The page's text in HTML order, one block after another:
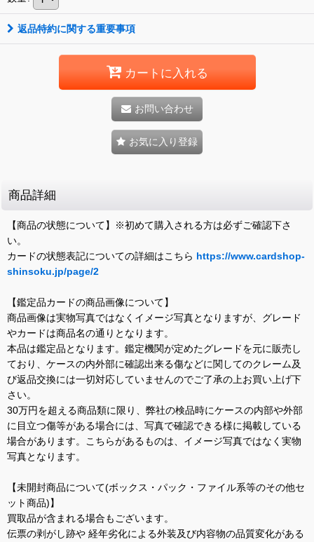
返品特約に関する重要事項
カートに入れる
お問い合わせ
お気に入り登録
商品詳細
【商品の状態について】※初めて購入される方は必ずご確認下さ
い。
カードの状態表記についての詳細はこちら https://www.cardshop-
shinsoku.jp/page/2
【鑑定品カードの商品画像について】
商品画像は実物写真ではなくイメージ写真となりますが、グレード
やカードは商品名の通りとなります。
本品は鑑定品となります。鑑定機関が定めたグレードを元に販売し
ており、ケースの内外部に確認出来る傷などに関してのクレーム及
び返品交換には一切対応していませんのでご了承の上お買い上げ下
さい。
30万円を超える商品類に限り、弊社の検品時にケースの内部や外部
に目立つ傷等がある場合には、写真で確認できる様に掲載している
場合があります。こちらがあるものは、イメージ写真ではなく実物
写真となります。
【未開封商品について(ボックス・パック・ファイル系等のその他セ
ット商品)】
買取品が含まれる場合もございます。
伝票の剥がし跡や 経年劣化による外装及び内容物の品質変化がある